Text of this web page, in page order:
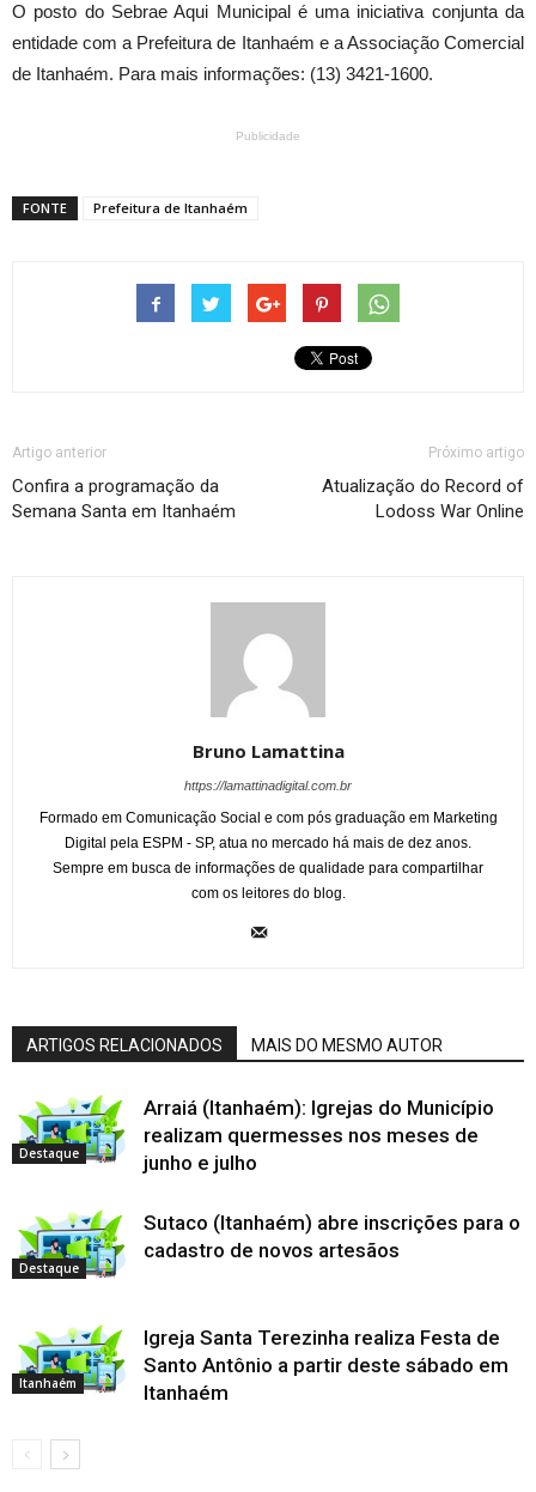
O posto do Sebrae Aqui Municipal é uma iniciativa conjunta da
entidade com a Prefeitura de Itanhaém e a Associação Comercial
de Itanhaém. Para mais informações: (13) 3421-1600.
Publicidade
FONTE Prefeitura de Itanhaém
Artigo anterior
Confira a programação da
Semana Santa em Itanhaém
Próximo artigo
Atualização do Record of
Lodoss War Online
Bruno Lamattina
https://lamattinadigital.com.br
Formado em Comunicação Social e com pós graduação em Marketing
Digital pela ESPM - SP, atua no mercado há mais de dez anos.
Sempre em busca de informações de qualidade para compartilhar
com os leitores do blog.
ARTIGOS RELACIONADOS MAIS DO MESMO AUTOR
Destaque
Arraiá (Itanhaém): Igrejas do Município
realizam quermesses nos meses de
junho e julho
Destaque
Sutaco (Itanhaém) abre inscrições para o
cadastro de novos artesãos
Itanhaém
Igreja Santa Terezinha realiza Festa de
Santo Antônio a partir deste sábado em
Itanhaém